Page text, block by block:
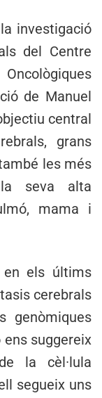
investigació
del Centre
de Manuel
central
grans
les més
seva alta
mama i
en els últims
cerebrals
genòmiques
suggereix
la cèl·lula
segueix uns